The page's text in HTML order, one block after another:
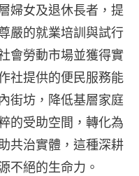
婦女及退休長者，提
嚴的就業培訓與試行
會勞動市場並獲得實
社提供的便民服務能
街坊，降低基層家庭
的受助空間，轉化為
共治實體，這種深耕
不絕的生命力。